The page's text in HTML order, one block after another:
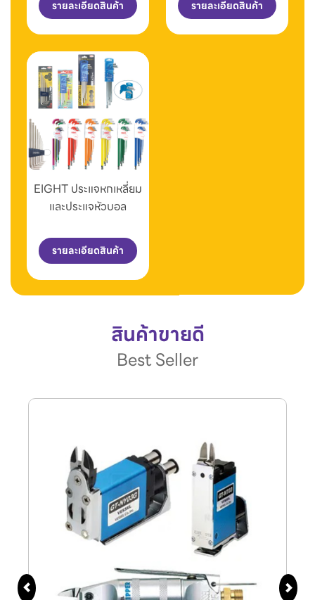
รายละเอียดสินค้า รายละเอียดสินค้า
EIGHT ประแจหกเหลี่ยม
และประแจหัวบอล
รายละเอียดสินค้า
สินค้าขายดี
Best Seller